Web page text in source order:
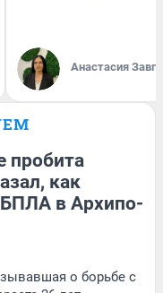
Анастасия
пробита
как
БПЛА в Архипо-
о борьбе с